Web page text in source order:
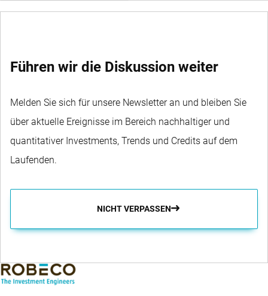
Führen wir die Diskussion weiter
Melden Sie sich für unsere Newsletter an und bleiben Sie
über aktuelle Ereignisse im Bereich nachhaltiger und
quantitativer Investments, Trends und Credits auf dem
Laufenden.
NICHT VERPASSEN